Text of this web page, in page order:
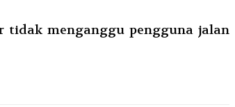
tidak menganggu pengguna jalan